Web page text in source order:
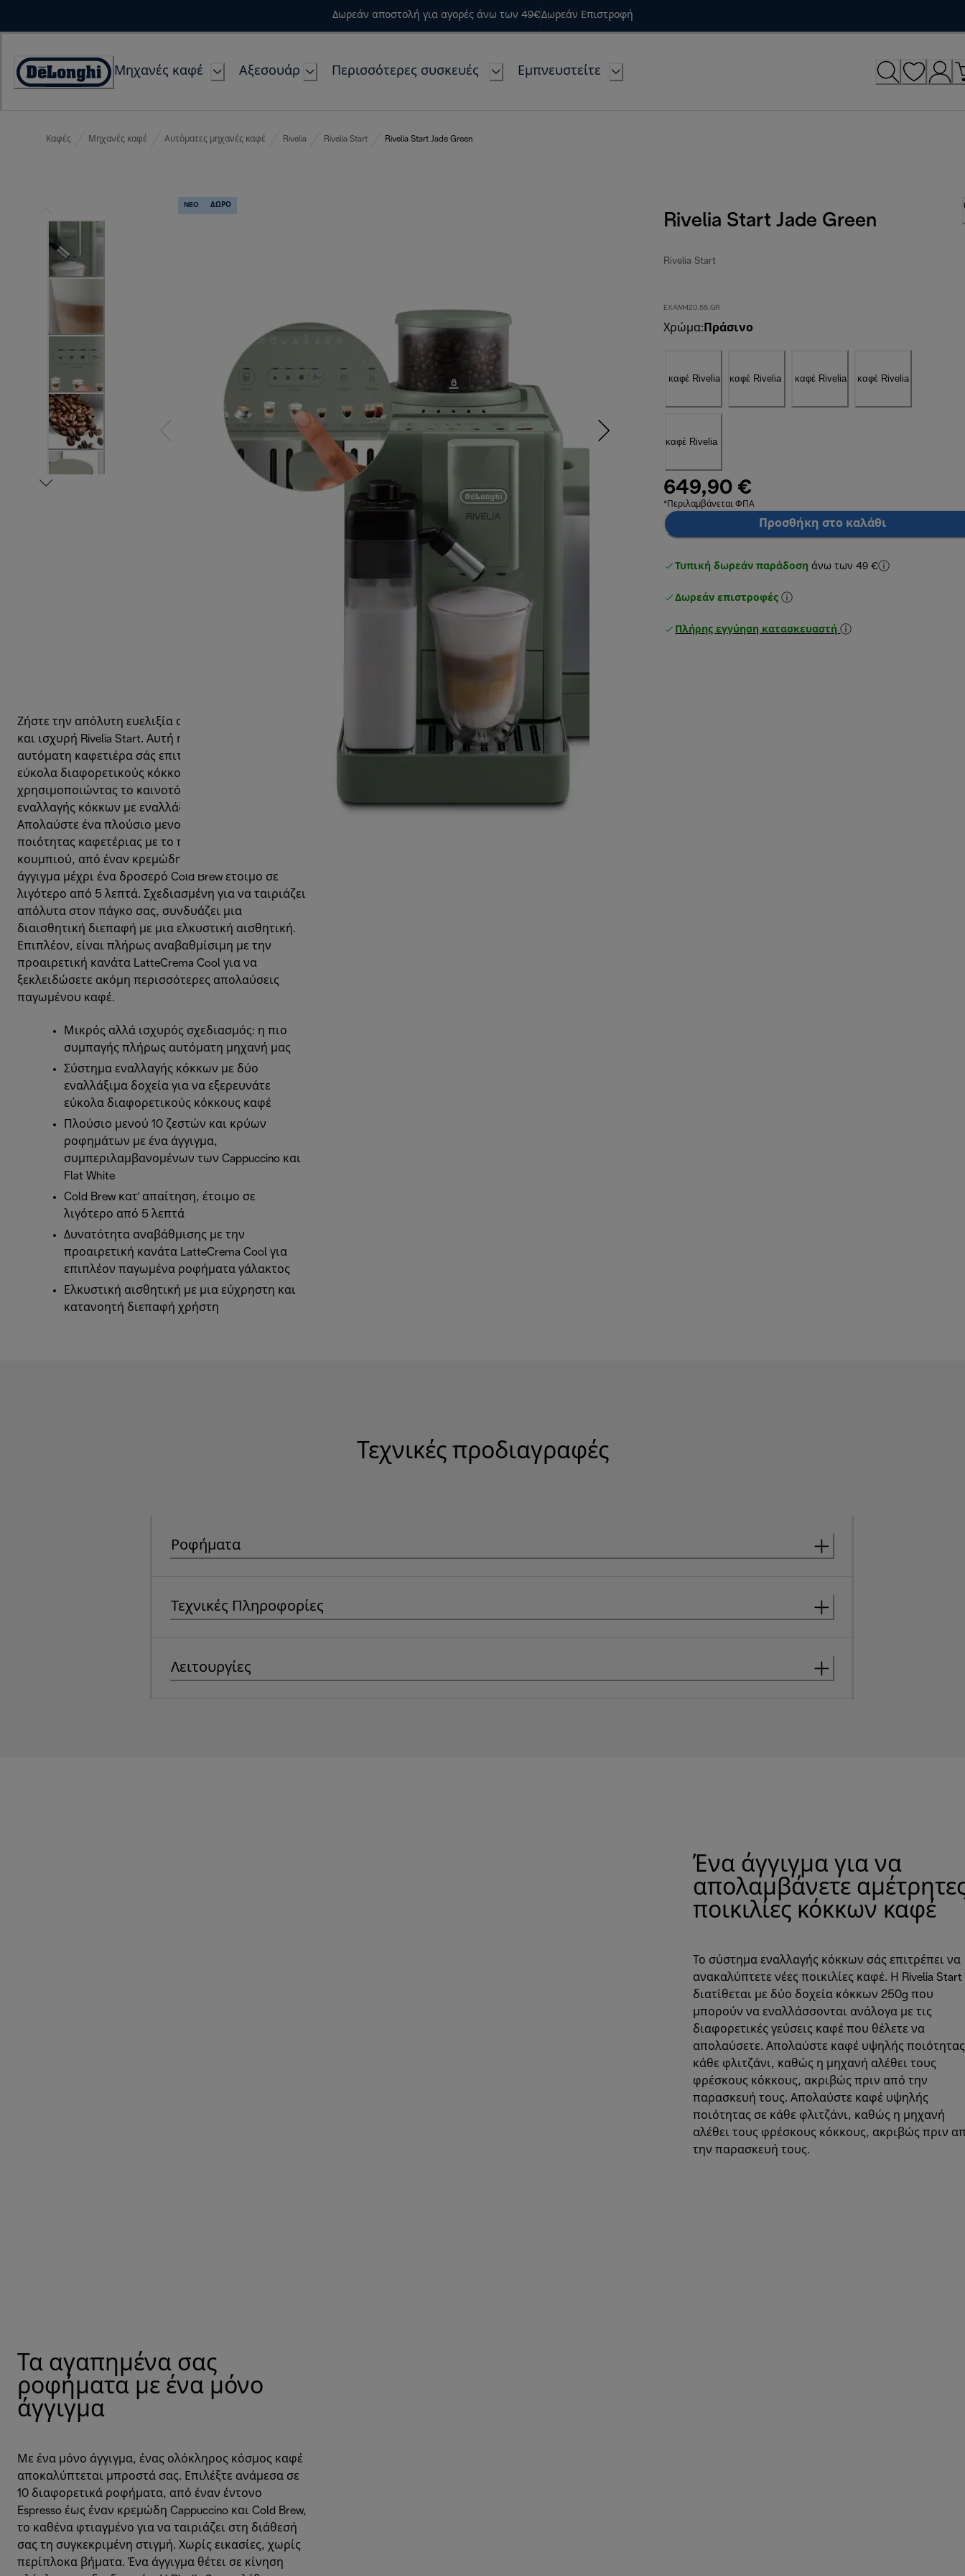
Δωρεάν αποστολή για αγορές άνω των 49€Δωρεάν Επιστροφή
Accessibility
Μηχανές καφέ Αξεσουάρ Περισσότερες συσκευές Εμπνευστείτε
Καφές Μηχανές καφέ Αυτόματες μηχανές καφέ Rivelia Rivelia Start Rivelia Start Jade Green
NEO ΔΩΡΟ
Rivelia Start Jade Green
Rivelia Start
EXAM420.55.GR
Χρώμα: Πράσινο
649,90 €
*Περιλαμβάνεται ΦΠΑ
Προσθήκη στο καλάθι
Τυπική δωρεάν παράδοση άνω των 49 €
Δωρεάν επιστροφές
Πλήρης εγγύηση κατασκευαστή
Ζήστε την απόλυτη ευελιξία στον καφέ με τη μικρή
και ισχυρή Rivelia Start. Αυτή η συμπαγής, κομψή
αυτόματη καφετιέρα σάς επιτρέπει να εξερευνάτε
εύκολα διαφορετικούς κόκκους καφέ,
χρησιμοποιώντας το καινοτόμο σύστημα
εναλλαγής κόκκων με εναλλάξιμα δοχεία.
Απολαύστε ένα πλούσιο μενού 10 ροφημάτων
ποιότητας καφετέριας με το πάτημα ενός
κουμπιού, από έναν κρεμώδη Cappuccino με ένα
άγγιγμα μέχρι ένα δροσερό Cold Brew έτοιμο σε
λιγότερο από 5 λεπτά. Σχεδιασμένη για να ταιριάζει
απόλυτα στον πάγκο σας, συνδυάζει μια
διαισθητική διεπαφή με μια ελκυστική αισθητική.
Επιπλέον, είναι πλήρως αναβαθμίσιμη με την
προαιρετική κανάτα LatteCrema Cool για να
ξεκλειδώσετε ακόμη περισσότερες απολαύσεις
παγωμένου καφέ.
Μικρός αλλά ισχυρός σχεδιασμός: η πιο
συμπαγής πλήρως αυτόματη μηχανή μας
Σύστημα εναλλαγής κόκκων με δύο
εναλλάξιμα δοχεία για να εξερευνάτε
εύκολα διαφορετικούς κόκκους καφέ
Πλούσιο μενού 10 ζεστών και κρύων
ροφημάτων με ένα άγγιγμα,
συμπεριλαμβανομένων των Cappuccino και
Flat White
Cold Brew κατ' απαίτηση, έτοιμο σε
λιγότερο από 5 λεπτά
Δυνατότητα αναβάθμισης με την
προαιρετική κανάτα LatteCrema Cool για
επιπλέον παγωμένα ροφήματα γάλακτος
Ελκυστική αισθητική με μια εύχρηστη και
κατανοητή διεπαφή χρήστη
Τεχνικές προδιαγραφές
Ροφήματα
Τεχνικές Πληροφορίες
Λειτουργίες
Ένα άγγιγμα για να
απολαμβάνετε
ποικιλίες κόκκων καφέ
Το σύστημα εναλλαγής κόκκων σάς επιτρέπει να
ανακαλύπτετε νέες ποικιλίες καφέ. Η Rivelia Start
διατίθεται με δύο δοχεία κόκκων 250g που
μπορούν να εναλλάσσονται ανάλογα με τις
διαφορετικές γεύσεις καφέ που θέλετε να
απολαύσετε. Απολαύστε καφέ υψηλής
κάθε φλιτζάνι, καθώς η μηχανή αλέθει τους
φρέσκους κόκκους, ακριβώς πριν από την
παρασκευή τους. Απολαύστε καφέ υψηλής
ποιότητας σε κάθε φλιτζάνι, καθώς η μηχανή
αλέθει τους φρέσκους κόκκους, ακριβώς πριν
την παρασκευή τους.
Τα αγαπημένα σας
ροφήματα με ένα μόνο
άγγιγμα
Με ένα μόνο άγγιγμα, ένας ολόκληρος κόσμος καφέ
αποκαλύπτεται μπροστά σας. Επιλέξτε ανάμεσα σε
10 διαφορετικά ροφήματα, από έναν έντονο
Espresso έως έναν κρεμώδη Cappuccino και Cold Brew,
το καθένα φτιαγμένο για να ταιριάζει στη διάθεσή
σας τη συγκεκριμένη στιγμή. Χωρίς εικασίες, χωρίς
περίπλοκα βήματα. Ένα άγγιγμα θέτει σε κίνηση